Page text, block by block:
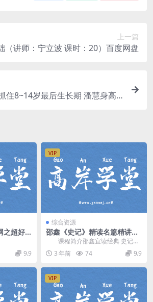
上一篇
（讲师：宁立波 课时：20）百度网盘
住8~14岁最后生长期 潘慧身高
之超好
度网盘
9.9
VIP
综合资源
邵鑫《史记》精读名篇精讲班
1-3期视频合集百度网盘云
课程简介邵鑫宜读经典 史记，
以深度解读为特色，16节视频，每
节15-20分钟...
3 年前 74 9.9
VIP